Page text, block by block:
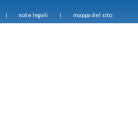
note legali mappa del sito